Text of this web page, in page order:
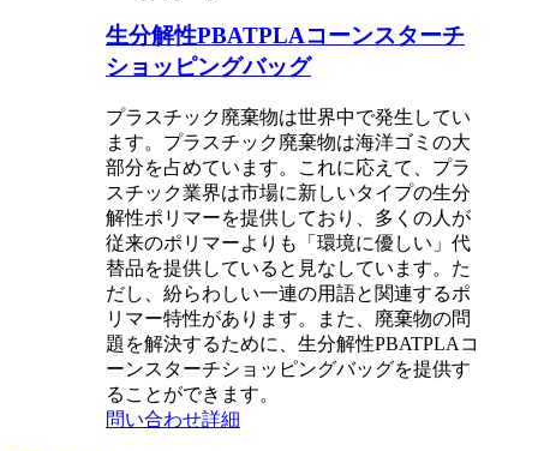
生分解性PBATPLAコーンスターチ
ショッピングバッグ
プラスチック廃棄物は世界中で発生してい
ます。プラスチック廃棄物は海洋ゴミの大
部分を占めています。これに応えて、プラ
スチック業界は市場に新しいタイプの生分
解性ポリマーを提供しており、多くの人が
従来のポリマーよりも「環境に優しい」代
替品を提供していると見なしています。た
だし、紛らわしい一連の用語と関連するポ
リマー特性があります。また、廃棄物の問
題を解決するために、生分解性PBATPLAコ
ーンスターチショッピングバッグを提供す
ることができます。
問い合わせ詳細